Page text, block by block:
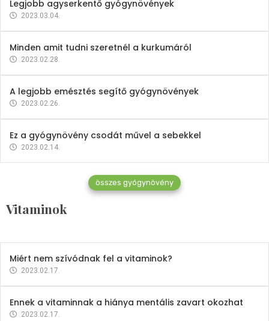
Legjobb agyserkentő gyógynövények
2023.03.04.
Minden amit tudni szeretnél a kurkumáról
2023.02.28.
A legjobb emésztés segítő gyógynövények
2023.02.26.
Ez a gyógynövény csodát művel a sebekkel
2023.02.14.
összes gyógynövény
Vitaminok
Vitaminok
Mindent a B-12 vitaminról
2023.02.27.
Miért nem szívódnak fel a vitaminok?
2023.02.17.
Ennek a vitaminnak a hiánya mentális zavart okozhat
2023.02.17.